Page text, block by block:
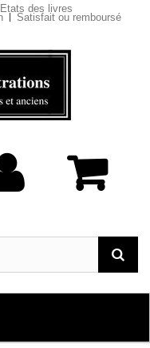
Etats des livres
Satisfait ou remboursé